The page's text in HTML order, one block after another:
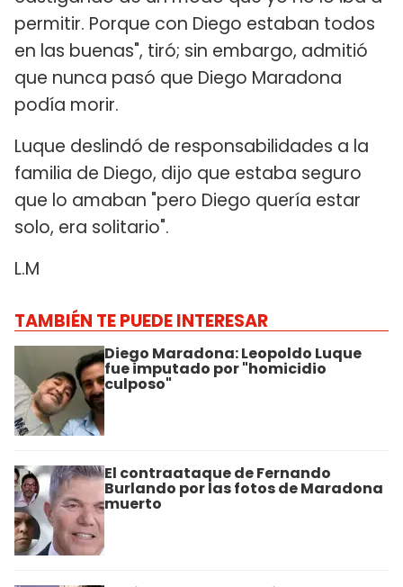
permitir. Porque con Diego estaban todos
en las buenas", tiró; sin embargo, admitió
que nunca pasó que Diego Maradona
podía morir.
Luque deslindó de responsabilidades a la
familia de Diego, dijo que estaba seguro
que lo amaban "pero Diego quería estar
solo, era solitario".
L.M
TAMBIÉN TE PUEDE INTERESAR
Diego Maradona: Leopoldo Luque
fue imputado por "homicidio
culposo"
El contraataque de Fernando
Burlando por las fotos de Maradona
muerto